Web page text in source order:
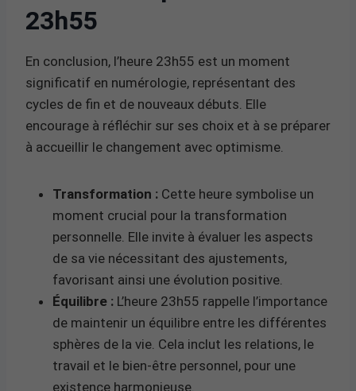
23h55
En conclusion, l’heure 23h55 est un moment
significatif en numérologie, représentant des
cycles de fin et de nouveaux débuts. Elle
encourage à réfléchir sur ses choix et à se préparer
à accueillir le changement avec optimisme.
Transformation : Cette heure symbolise un
moment crucial pour la transformation
personnelle. Elle invite à évaluer les aspects
de sa vie nécessitant des ajustements,
favorisant ainsi une évolution positive.
Équilibre : L’heure 23h55 rappelle l’importance
de maintenir un équilibre entre les différentes
sphères de la vie. Cela inclut les relations, le
travail et le bien-être personnel, pour une
existence harmonieuse.